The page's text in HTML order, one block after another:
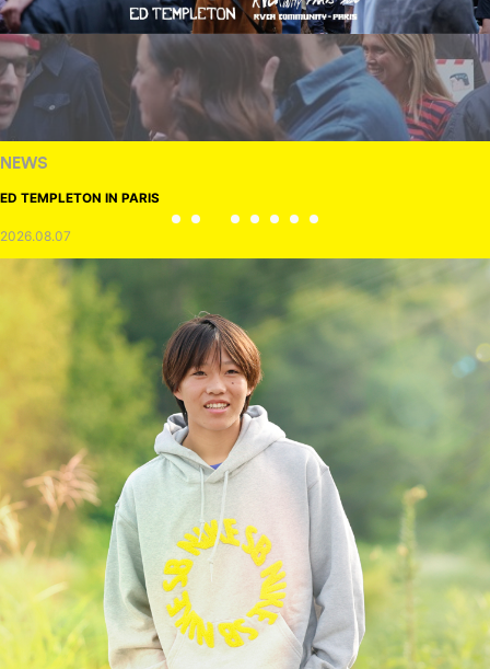
NEWS
ED TEMPLETON IN PARIS
2026.08.07